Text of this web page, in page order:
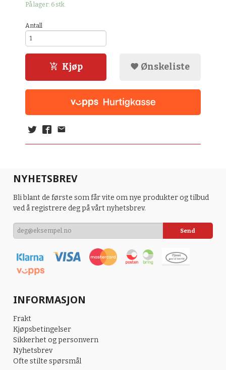
På lager: 6 stk.
Antall
Kjøp Ønskeliste
NYHETSBREV
Bli blant de første som får vite om nye produkter og tilbud
ved å registrere deg på vårt nyhetsbrev.
INFORMASJON
Frakt
Kjøpsbetingelser
Sikkerhet og personvern
Nyhetsbrev
Ofte stilte spørsmål